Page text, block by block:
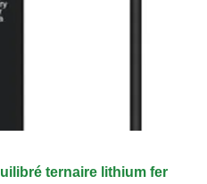
ternaire lithium fer